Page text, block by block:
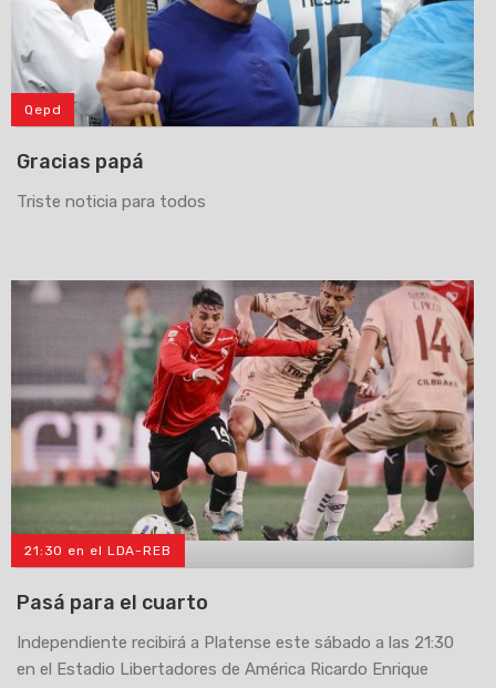
Qepd
Gracias papá
Triste noticia para todos
21:30 en el LDA-REB
Pasá para el cuarto
Independiente recibirá a Platense este sábado a las 21:30
en el Estadio Libertadores de América Ricardo Enrique